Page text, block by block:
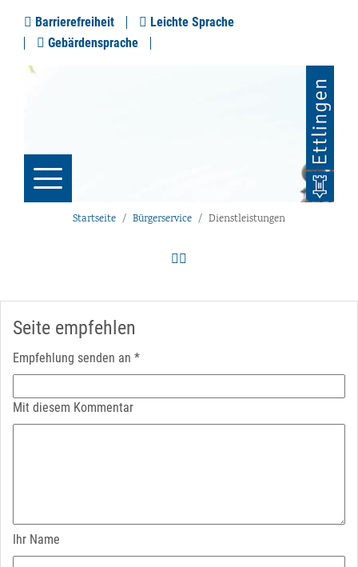
Barrierefreiheit
Leichte Sprache
Gebärdensprache
Startseite Bürgerservice Dienstleistungen
Seite empfehlen
Empfehlung senden an *
Mit diesem Kommentar
Ihr Name